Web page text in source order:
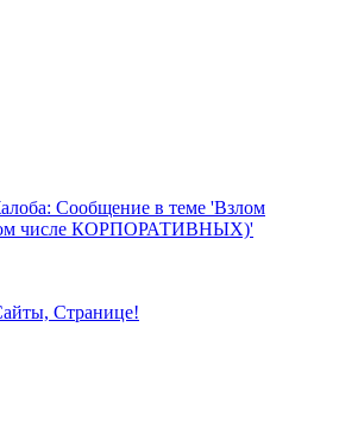
Сообщение в теме 'Взлом
числе КОРПОРАТИВНЫХ)'
Странице!